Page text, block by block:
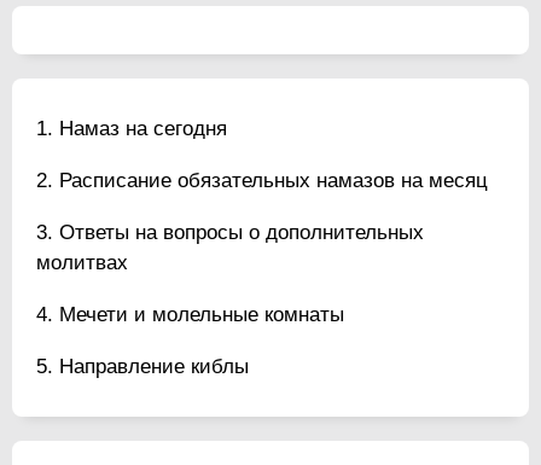
Намаз на сегодня
Расписание обязательных намазов на месяц
Ответы на вопросы о дополнительных
молитвах
Мечети и молельные комнаты
Направление киблы